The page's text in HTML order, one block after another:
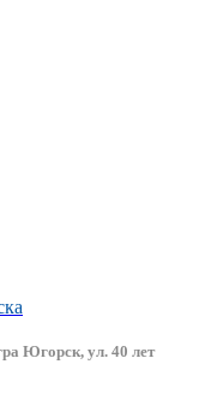
Югорск, ул. 40 лет